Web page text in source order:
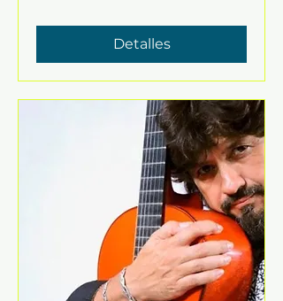
Detalles